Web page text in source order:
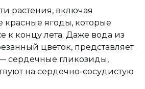
растения, включая
красные ягоды, которые
к концу лета. Даже вода из
цветок, представляет
сердечные гликозиды,
на сердечно-сосудистую